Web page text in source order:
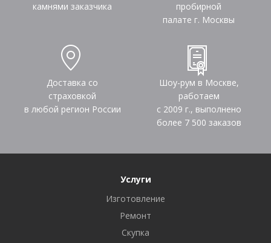
камнями заказчика
пробирной
палате г. Москвы
Доставка со
страховкой
в любой регион России
Шоу-рум в Москве,
работаем
с 2009 г., выполнено
более 7 500 заказов
Услуги
Изготовление
Ремонт
Скупка